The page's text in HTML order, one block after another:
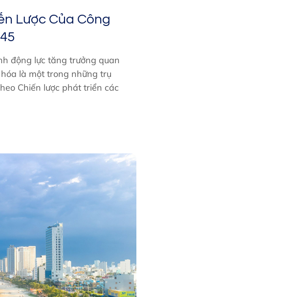
Lược Của Công
động lực tăng trưởng quan
là một trong những trụ
Chiến lược phát triển các